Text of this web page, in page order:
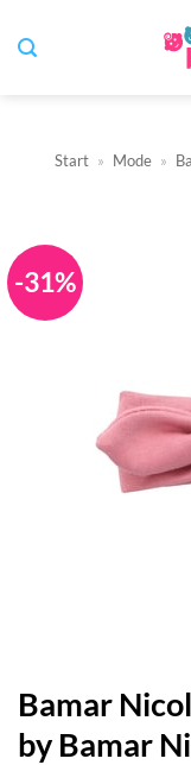
Inhalt
Start » Mode »
-31%
Bamar
by Bamar